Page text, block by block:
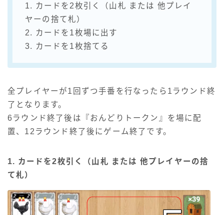
1. カードを2枚引く（山札 または 他プレイ
ヤーの捨て札）
2. カードを1枚場に出す
3. カードを1枚捨てる
全プレイヤーが1回ずつ手番を行なったら1ラウンド終
了となります。
6ラウンド終了後は『おんどりトークン』を場に配
置、12ラウンド終了後にゲーム終了です。
1. カードを2枚引く（山札 または 他プレイヤーの捨
て札）